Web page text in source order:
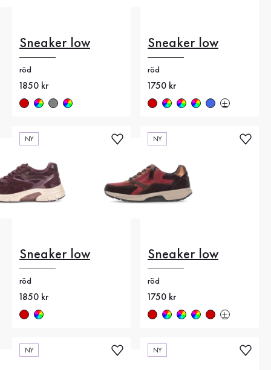
Sneaker low
röd
Nytt pris
1850 kr
Sneaker low
röd
Nytt pris
1750 kr
NY
Sneaker low
röd
Nytt pris
1850 kr
NY
Sneaker low
röd
Nytt pris
1750 kr
NY NY